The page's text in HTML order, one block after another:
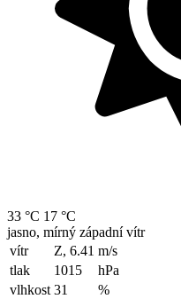
33 °C 17 °C
jasno, mírný západní vítr
vítr
Z, 6.41 m/s
tlak
1015
hPa
vlhkost 31
%